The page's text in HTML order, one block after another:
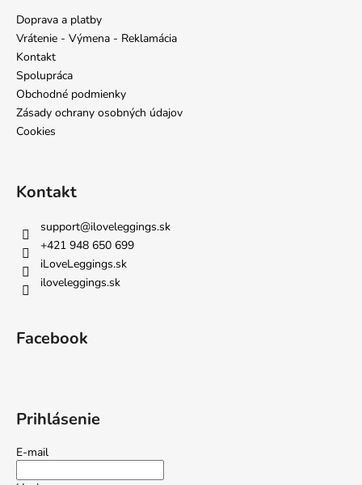
Doprava a platby
Vrátenie - Výmena - Reklamácia
Kontakt
Spolupráca
Obchodné podmienky
Zásady ochrany osobných údajov
Cookies
Kontakt
support@iloveleggings.sk
+421 948 650 699
iLoveLeggings.sk
iloveleggings.sk
Facebook
Prihlásenie
E-mail